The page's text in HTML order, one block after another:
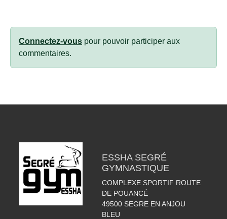
Connectez-vous pour pouvoir participer aux
commentaires.
ESSHA SEGRÉ
GYMNASTIQUE
COMPLEXE SPORTIF ROUTE
DE POUANCÉ
49500 SEGRE EN ANJOU
BLEU